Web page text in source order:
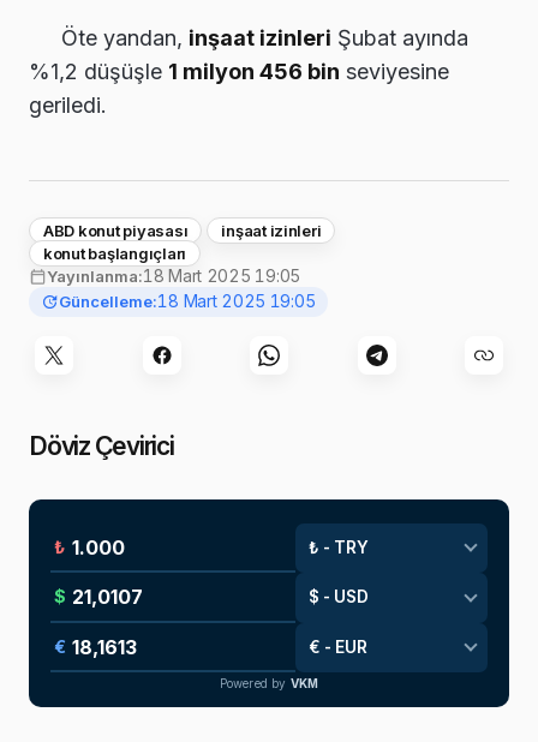
Öte yandan, inşaat izinleri Şubat ayında
%1,2 düşüşle 1 milyon 456 bin seviyesine
geriledi.
ABD konut piyasası
inşaat izinleri
konut başlangıçları
Yayınlanma:18 Mart 2025 19:05
Güncelleme:18 Mart 2025 19:05
Döviz Çevirici
₺
$
€
Powered by VKM